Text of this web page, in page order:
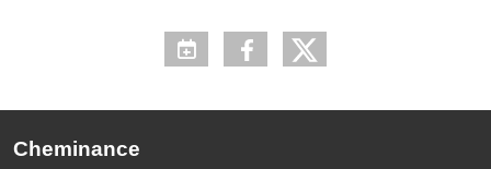
Cheminance